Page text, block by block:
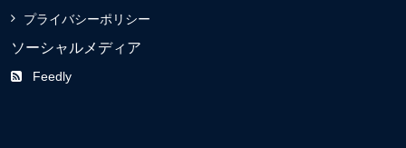
プライバシーポリシー
ソーシャルメディア
Feedly